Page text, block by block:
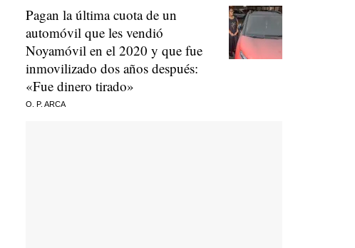
Pagan la última cuota de un
automóvil que les vendió
Noyamóvil en el 2020 y que fue
inmovilizado dos años después:
«Fue dinero tirado»
O. P. ARCA